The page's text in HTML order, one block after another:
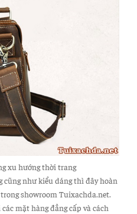
xu hướng thời trang
cũng như kiểu dáng thì đây hoàn
showroom Tuixachda.net.
mặt hàng đẳng cấp và cách